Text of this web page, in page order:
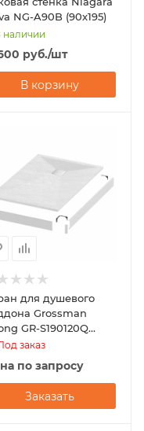
NG-A90B (90х195)
наличии
руб./шт
В корзину
для душевого
Grossman
GR-S190120Q
заказ
по запросу
Заказать